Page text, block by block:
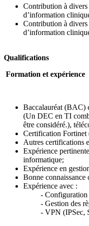
Contribution à divers
d’information
Contribution à divers
d’information
Qualifications
Formation et expérience
Baccalauréat (BAC)
(Un DEC en TI
être considéré.),
Certification Fortinet
Autres certifications
Expérience
informatique;
Expérience en
Bonne
Expérience avec :
- Configuration
- Gestion des
- VPN (IPSec,